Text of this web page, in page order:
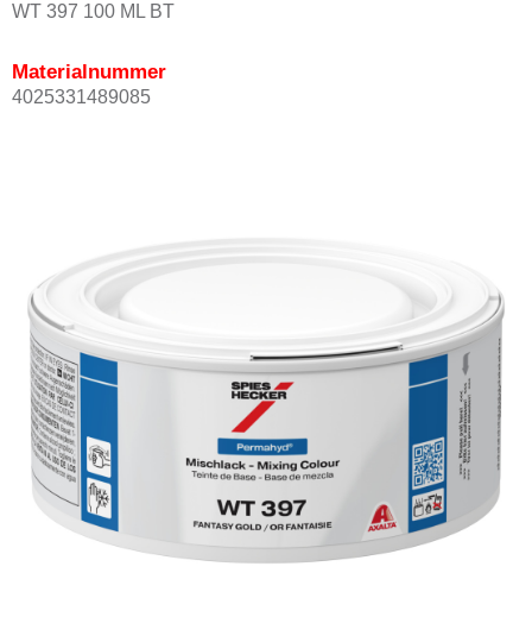
WT 397 100 ML BT
Materialnummer
4025331489085